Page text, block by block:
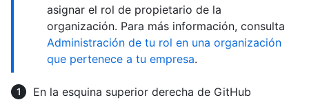
asignar el rol de propietario de la
organización. Para más información, consulta
Administración de tu rol en una organización
que pertenece a tu empresa.
En la esquina superior derecha de GitHub